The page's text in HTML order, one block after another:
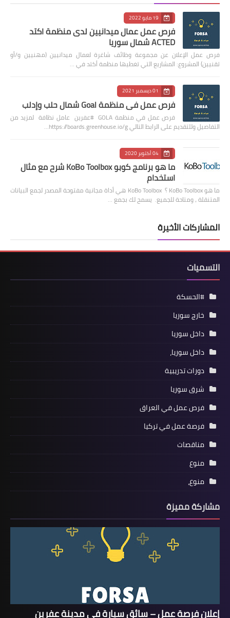
19 مايو 2022
فرص عمل عمال ميدانيين لدى منظمة اكتد
ACTED شمال سوريا
فرص عمل الإعلان عن مجموعة وظائف شاغرة لعمال ميدانيين (مهنيين و/أو
تقنيين) المشروع: المشاريع التي تغطيها منظمة أكتد في …
01 ديسمبر 2021
فرص عمل في منظمة Goal شمال حلب وإدلب
فرص عمل في منظمة GOLA #عفرين عامل نظافة لمزيد من
التفاصيل وللتقديم على الرابط التالي https://boards.greenhouse.io/g…
04 أكتوبر 2020
ما هو برنامج كوبو KoBo Toolbox شرح مع مثال
استخدام
ما هو KoBo Toolbox ؟ KoBo Toolbox هي أداة مجانية مفتوحة المصدر لجمع البيانات
المتنقلة ، ومتاحة للجميع. يسمح لك بجمع …
المشاركات الأخيرة
التسميات
#الحسكة
خارج سوريا
داخل سوريا
داخل سوريا،
دورات تدريبية
شرق سوريا
فرص عمل في العراق
فرصة عمل في تركيا
مناقصات
منوع
منوع،
مشاركة مميزة
إعلان فرصة عمل – سائق سيارة في مدينة عفرين